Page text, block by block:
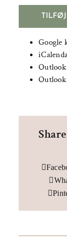
Google
Outlook